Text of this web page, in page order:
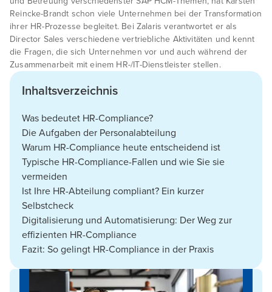
Reincke-Brandt schon viele Unternehmen bei der Transformation
ihrer HR-Prozesse begleitet. Bei Zalaris verantwortet er als
Director Sales verschiedene vertriebliche Aktivitäten und kennt
die Fragen, die sich Unternehmen vor und auch während der
Zusammenarbeit mit einem HR-/IT-Dienstleister stellen.
Inhaltsverzeichnis
Was bedeutet HR-Compliance?
Die Aufgaben der Personalabteilung
Warum HR-Compliance heute entscheidend ist
Typische HR-Compliance-Fallen und wie Sie sie
vermeiden
Ist Ihre HR-Abteilung compliant? Ein kurzer
Selbstcheck
Digitalisierung und Automatisierung: Der Weg zur
effizienten HR-Compliance
Fazit: So gelingt HR-Compliance in der Praxis